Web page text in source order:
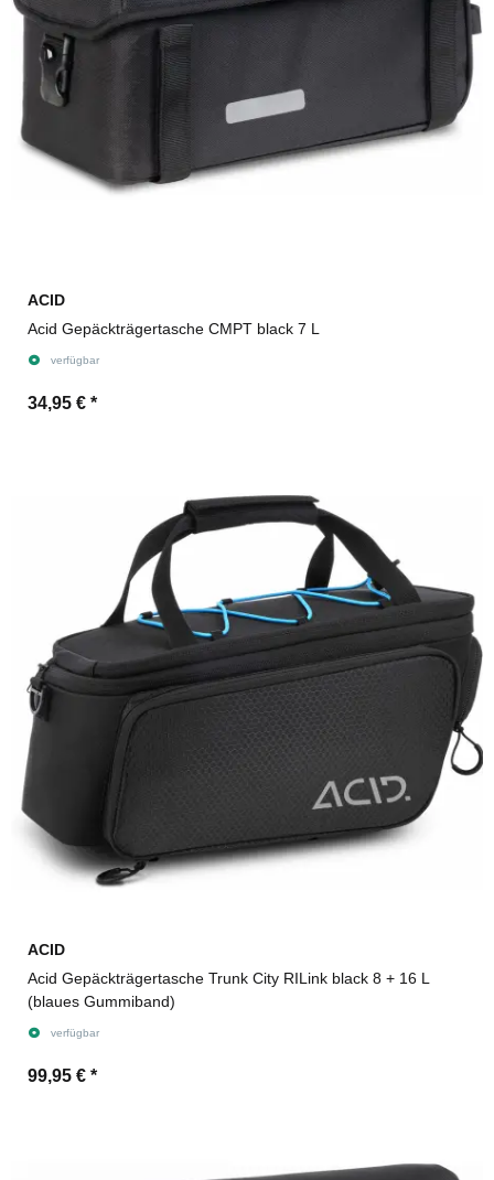
ACID
Acid Gepäckträgertasche CMPT black 7 L
verfügbar
34,95 € *
ACID
Acid Gepäckträgertasche Trunk City RILink black 8 + 16 L
(blaues Gummiband)
verfügbar
99,95 € *